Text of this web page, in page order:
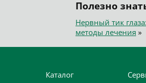
Полезно
Нервный тик
методы лечения »
Каталог